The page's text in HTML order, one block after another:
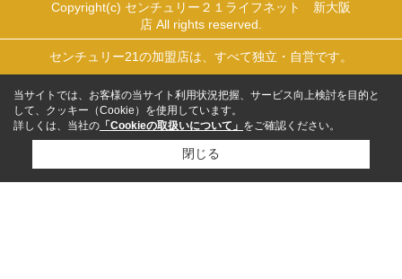
Copyright(c) センチュリー２１ライフネット 新大阪
店 All rights reserved.
センチュリー21の加盟店は、すべて独立・自営です。
当サイトでは、お客様の当サイト利用状況把握、サービス向上検討を目的と
して、クッキー（Cookie）を使用しています。
詳しくは、当社の 「Cookieの取扱いについて」 をご確認ください。
閉じる